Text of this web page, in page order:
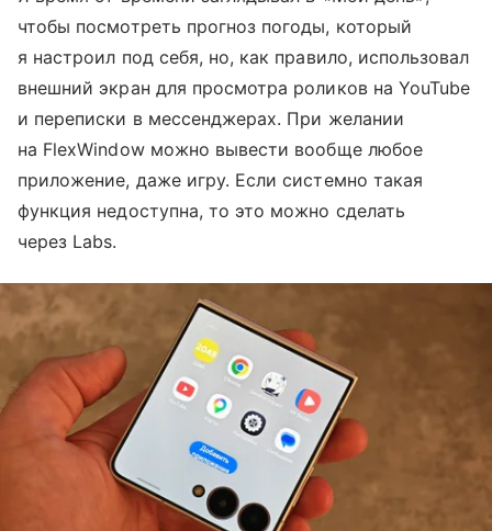
чтобы посмотреть прогноз погоды, который
я настроил под себя, но, как правило, использовал
внешний экран для просмотра роликов на YouTube
и переписки в мессенджерах. При желании
на FlexWindow можно вывести вообще любое
приложение, даже игру. Если системно такая
функция недоступна, то это можно сделать
через Labs.